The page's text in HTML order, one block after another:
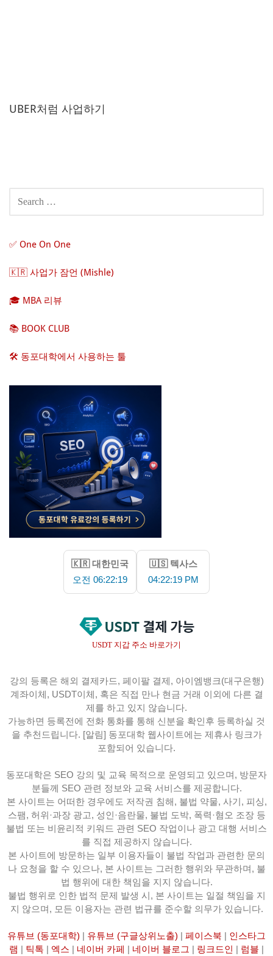
UBER처럼 사업하기
FOR:
✅ One On One
🇰🇷 사업가 잠언 (Mishle)
🎓 MBA 리뷰
📚 BOOK CLUB
🛠️ 동포대학에서 사용하는 툴
🇰🇷 대한민국
오전 06:22:20
🇺🇸 텍사스
04:22:20 PM
USDT 지갑 주소 바로가기
강의 등록은 해외 결제카드, 페이팔 결제, 아이엠뱅크(대구은행)
계좌이체, USDT이체, 혹은 직접 만나 현금 거래 이외에 다른 결
제를 하고 있지 않습니다.
가능하면 등록전에 전화 통화를 통해 신분을 확인후 등록하실 것
을 추천드립니다. [알림] 동포대학 웹사이트에는 제휴사 링크가
포함되어 있습니다.
동포대학은 SEO 강의 및 교육 목적으로 운영되고 있으며, 방문자
분들께 SEO 관련 정보와 교육 서비스를 제공합니다.
본 사이트는 어떠한 경우에도 저작권 침해, 불법 약물, 사기, 피싱,
스팸, 허위·과장 광고, 성인·음란물, 불법 도박, 폭력·혐오 조장 등
불법 또는 비윤리적 키워드 관련 SEO 작업이나 광고 대행 서비스
를 직접 제공하지 않습니다.
본 사이트에 방문하는 일부 이용자들이 불법 작업과 관련한 문의
나 요청을 할 수 있으나, 본 사이트는 그러한 행위와 무관하며, 불
법 행위에 대한 책임을 지지 않습니다.
불법 행위로 인한 법적 문제 발생 시, 본 사이트는 일절 책임을 지
지 않으며, 모든 이용자는 관련 법규를 준수할 의무가 있습니다.
유튜브 (동포대학) | 유튜브 (구글상위노출) | 페이스북 | 인스타그
램 | 틱톡 | 엑스 | 네이버 카페 | 네이버 블로그 | 링크드인 | 럼블 |